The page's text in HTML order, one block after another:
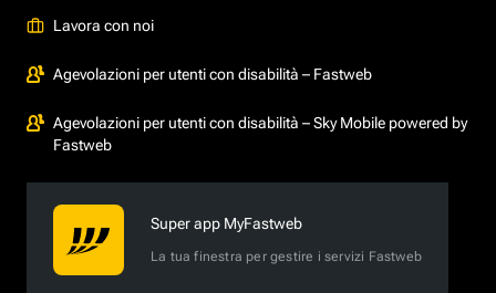
Lavora con noi
Agevolazioni per utenti con disabilità – Fastweb
Agevolazioni per utenti con disabilità – Sky Mobile powered by
Fastweb
Super app MyFastweb
La tua finestra per gestire i servizi Fastweb